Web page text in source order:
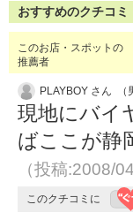
おすすめのクチコ
このお店・スポットの
推薦者
PLAYBOY さん （
現地にバイ
ばここが静
（投稿:2008/
このクチコミに